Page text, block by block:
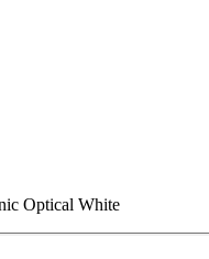
Optical White